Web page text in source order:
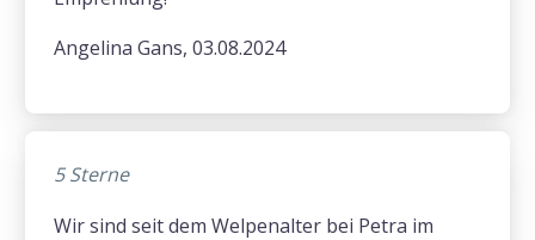
Angelina Gans, 03.08.2024
5 Sterne
Wir sind seit dem Welpenalter bei Petra im